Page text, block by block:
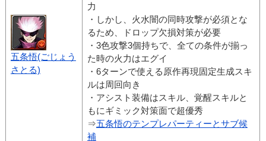
五条悟(ごじょう
さとる)
力
・しかし、火水闇の同時攻撃が必須とな
るため、ドロップ欠損対策が必要
・3色攻撃3個持ちで、全ての条件が揃っ
た時の火力はエグイ
・6ターンで使える原作再現固定生成スキ
ルは周回向き
・アシスト装備はスキル、覚醒スキルと
もにギミック対策面で超優秀
⇒五条悟のテンプレパーティーとサブ候
補